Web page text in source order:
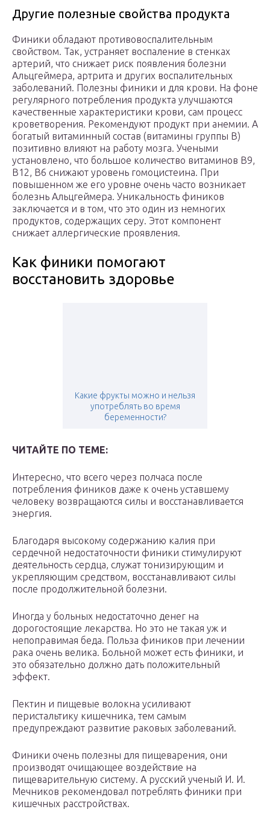
Другие полезные свойства продукта
Финики обладают противовоспалительным
свойством. Так, устраняет воспаление в стенках
артерий, что снижает риск появления болезни
Альцгеймера, артрита и других воспалительных
заболеваний. Полезны финики и для крови. На фоне
регулярного потребления продукта улучшаются
качественные характеристики крови, сам процесс
кроветворения. Рекомендуют продукт при анемии. А
богатый витаминный состав (витамины группы В)
позитивно влияют на работу мозга. Учеными
установлено, что большое количество витаминов В9,
В12, В6 снижают уровень гомоцистеина. При
повышенном же его уровне очень часто возникает
болезнь Альцгеймера. Уникальность фиников
заключается и в том, что это один из немногих
продуктов, содержащих серу. Этот компонент
снижает аллергические проявления.
Как финики помогают
восстановить здоровье
Какие фрукты можно и нельзя
употреблять во время
беременности?
ЧИТАЙТЕ ПО ТЕМЕ:
Интересно, что всего через полчаса после
потребления фиников даже к очень уставшему
человеку возвращаются силы и восстанавливается
энергия.
Благодаря высокому содержанию калия при
сердечной недостаточности финики стимулируют
деятельность сердца, служат тонизирующим и
укрепляющим средством, восстанавливают силы
после продолжительной болезни.
Иногда у больных недостаточно денег на
дорогостоящие лекарства. Но это не такая уж и
непоправимая беда. Польза фиников при лечении
рака очень велика. Больной может есть финики, и
это обязательно должно дать положительный
эффект.
Пектин и пищевые волокна усиливают
перистальтику кишечника, тем самым
предупреждают развитие раковых заболеваний.
Финики очень полезны для пищеварения, они
производят очищающее воздействие на
пищеварительную систему. А русский ученый И. И.
Мечников рекомендовал потреблять финики при
кишечных расстройствах.